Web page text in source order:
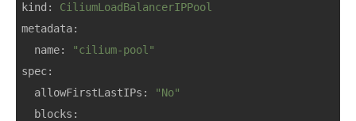
kind:
CiliumLoadBalancerIPPool
metadata:
name:
"cilium-pool"
spec:
allowFirstLastIPs:
"No"
blocks: